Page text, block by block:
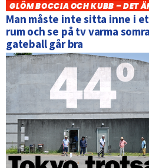
GLÖM BOCCIA OCH KUBB – DET
Man måste inte sitta inne i
rum och se på tv varma
gateball går bra